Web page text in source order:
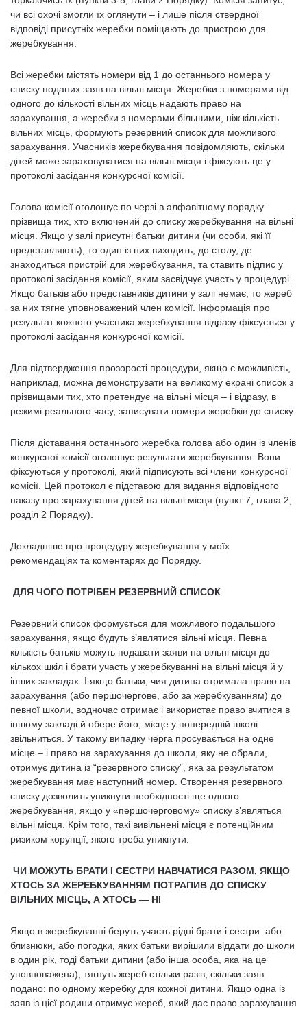
чи всі охочі змогли їх оглянути – і лише після ствердної
відповіді присутніх жеребки поміщають до пристрою для
жеребкування.
Всі жеребки містять номери від 1 до останнього номера у
списку поданих заяв на вільні місця. Жеребки з номерами від
одного до кількості вільних місць надають право на
зарахування, а жеребки з номерами більшими, ніж кількість
вільних місць, формують резервний список для можливого
зарахування. Учасників жеребкування повідомляють, скільки
дітей може зараховуватися на вільні місця і фіксують це у
протоколі засідання конкурсної комісії.
Голова комісії оголошує по черзі в алфавітному порядку
прізвища тих, хто включений до списку жеребкування на вільні
місця. Якщо у залі присутні батьки дитини (чи особи, які її
представляють), то один із них виходить, до столу, де
знаходиться пристрій для жеребкування, та ставить підпис у
протоколі засідання комісії, яким засвідчує участь у процедурі.
Якщо батьків або представників дитини у залі немає, то жереб
за них тягне уповноважений член комісії. Інформація про
результат кожного учасника жеребкування відразу фіксується у
протоколі засідання конкурсної комісії.
Для підтвердження прозорості процедури, якщо є можливість,
наприклад, можна демонструвати на великому екрані список з
прізвищами тих, хто претендує на вільні місця – і відразу, в
режимі реального часу, записувати номери жеребків до списку.
Після діставання останнього жеребка голова або один із членів
конкурсної комісії оголошує результати жеребкування. Вони
фіксуються у протоколі, який підписують всі члени конкурсної
комісії. Цей протокол є підставою для видання відповідного
наказу про зарахування дітей на вільні місця (пункт 7, глава 2,
розділ 2 Порядку).
Докладніше про процедуру жеребкування у моїх
рекомендаціях та коментарях до Порядку.
ДЛЯ ЧОГО ПОТРІБЕН РЕЗЕРВНИЙ СПИСОК
Резервний список формується для можливого подальшого
зарахування, якщо будуть з’являтися вільні місця. Певна
кількість батьків можуть подавати заяви на вільні місця до
кількох шкіл і брати участь у жеребкуванні на вільні місця й у
інших закладах. І якщо батьки, чия дитина отримала право на
зарахування (або першочергове, або за жеребкуванням) до
певної школи, водночас отримає і використає право вчитися в
іншому закладі й обере його, місце у попередній школі
звільниться. У такому випадку черга просувається на одне
місце – і право на зарахування до школи, яку не обрали,
отримує дитина із “резервного списку”, яка за результатом
жеребкування має наступний номер. Створення резервного
списку дозволить уникнути необхідності ще одного
жеребкування, якщо у «першочерговому» списку з’являться
вільні місця. Крім того, такі вивільнені місця є потенційним
ризиком корупції, якого треба уникнути.
ЧИ МОЖУТЬ БРАТИ І СЕСТРИ НАВЧАТИСЯ РАЗОМ, ЯКЩО
ХТОСЬ ЗА ЖЕРЕБКУВАННЯМ ПОТРАПИВ ДО СПИСКУ
ВІЛЬНИХ МІСЦЬ, А ХТОСЬ — НІ
Якщо в жеребкуванні беруть участь рідні брати і сестри: або
близнюки, або погодки, яких батьки вирішили віддати до школи
в один рік, тоді батьки дитини (або інша особа, яка на це
уповноважена), тягнуть жереб стільки разів, скільки заяв
подано: по одному жеребку для кожної дитини. Якщо одна із
заяв із цієї родини отримує жереб, який дає право зарахування